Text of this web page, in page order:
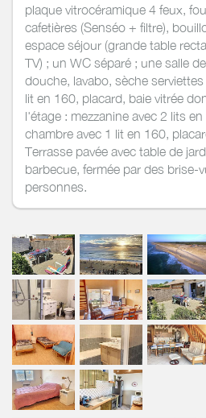
plaque vitrocéramique 4 feux,
cafetières (Senséo + filtre),
espace séjour (grande table
TV) ; un WC séparé ; une salle
douche, lavabo, sèche
lit en 160, placard, baie vitrée
l'étage : mezzanine avec 2 lits
chambre avec 1 lit en 160,
Terrasse pavée avec table de
barbecue, fermée par des brise-
personnes.